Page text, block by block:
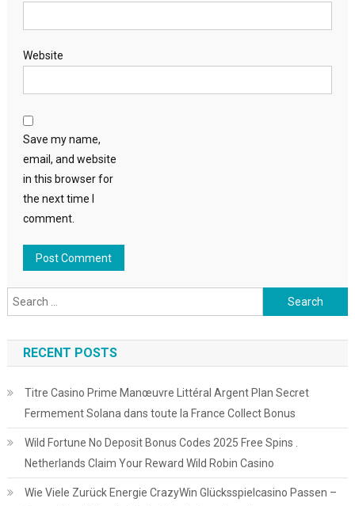
Website
Save my name,
email, and website
in this browser for
the next time I
comment.
Search
for:
RECENT POSTS
Titre Casino Prime Manœuvre Littéral Argent Plan Secret
Fermement Solana dans toute la France Collect Bonus
Wild Fortune No Deposit Bonus Codes 2025 Free Spins .
Netherlands Claim Your Reward Wild Robin Casino
Wie Viele Zurück Energie CrazyWin Glücksspielcasino Passen –